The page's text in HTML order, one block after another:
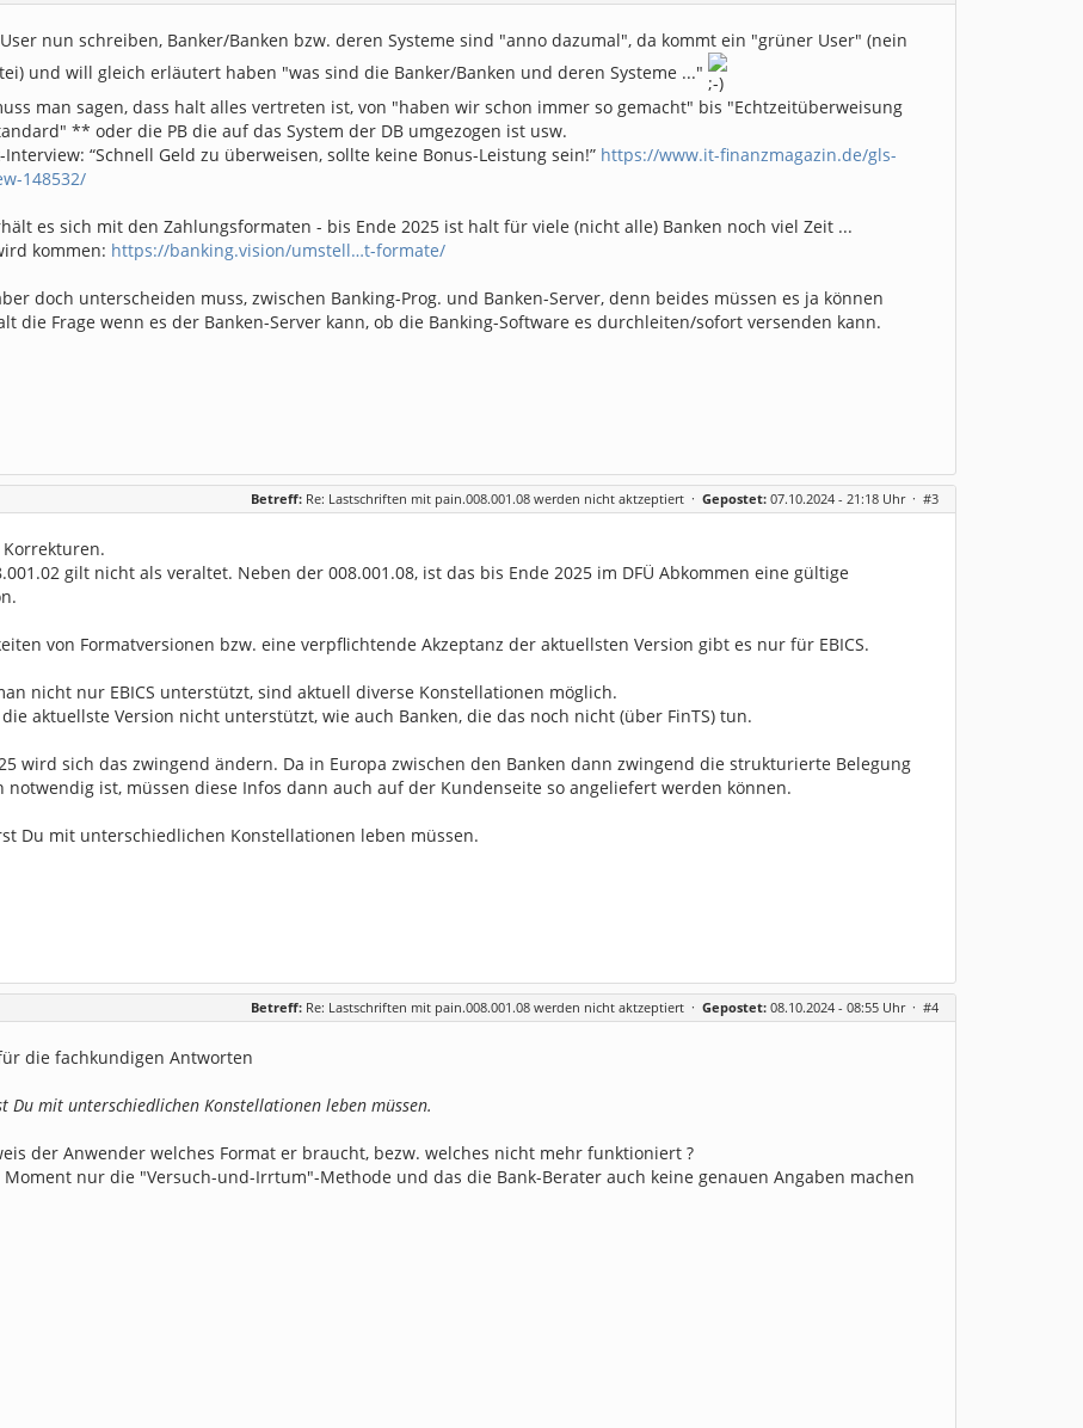
nun schreiben, Banker/Banken bzw. deren Systeme sind "anno dazumal", da kommt ein "grüner User" (nein
und will gleich erläutert haben "was sind die Banker/Banken und deren Systeme ..."
man sagen, dass halt alles vertreten ist, von "haben wir schon immer so gemacht" bis "Echtzeitüberweisung
** oder die PB die auf das System der DB umgezogen ist usw.
Interview: “Schnell Geld zu überweisen, sollte keine Bonus-Leistung sein!” https://www.it-finanzmagazin.de/gls-
148532/
es sich mit den Zahlungsformaten - bis Ende 2025 ist halt für viele (nicht alle) Banken noch viel Zeit ...
kommen: https://banking.vision/umstell…t-formate/
doch unterscheiden muss, zwischen Banking-Prog. und Banken-Server, denn beides müssen es ja können
die Frage wenn es der Banken-Server kann, ob die Banking-Software es durchleiten/sofort versenden kann.
Betreff: Re: Lastschriften mit pain.008.001.08 werden nicht aktzeptiert · Gepostet: 07.10.2024 - 21:18 Uhr · #3
gilt nicht als veraltet. Neben der 008.001.08, ist das bis Ende 2025 im DFÜ Abkommen eine gültige
von Formatversionen bzw. eine verpflichtende Akzeptanz der aktuellsten Version gibt es nur für EBICS.
nicht nur EBICS unterstützt, sind aktuell diverse Konstellationen möglich.
aktuellste Version nicht unterstützt, wie auch Banken, die das noch nicht (über FinTS) tun.
wird sich das zwingend ändern. Da in Europa zwischen den Banken dann zwingend die strukturierte Belegung
notwendig ist, müssen diese Infos dann auch auf der Kundenseite so angeliefert werden können.
Du mit unterschiedlichen Konstellationen leben müssen.
Betreff: Re: Lastschriften mit pain.008.001.08 werden nicht aktzeptiert · Gepostet: 08.10.2024 - 08:55 Uhr · #4
die fachkundigen Antworten
Du mit unterschiedlichen Konstellationen leben müssen.
der Anwender welches Format er braucht, bezw. welches nicht mehr funktioniert ?
Moment nur die "Versuch-und-Irrtum"-Methode und das die Bank-Berater auch keine genauen Angaben machen